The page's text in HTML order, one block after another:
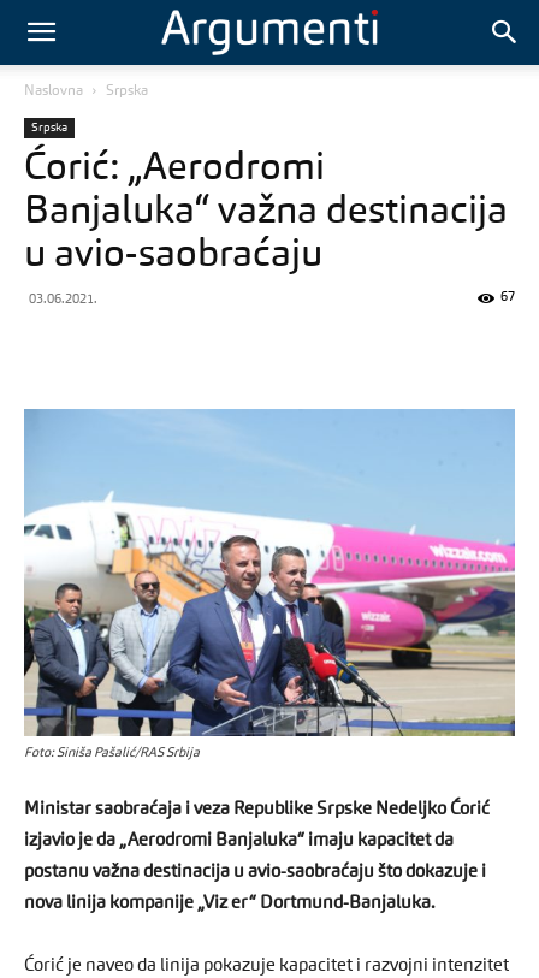
Naslovna Srpska
Srpska
Ćorić: „Aerodromi
Banjaluka“ važna destinacija
u avio-saobraćaju
03.06.2021. 67
Foto: Siniša Pašalić/RAS Srbija
Ministar saobraćaja i veza Republike Srpske Nedeljko Ćorić
izjavio je da „Aerodromi Banjaluka“ imaju kapacitet da
postanu važna destinacija u avio-saobraćaju što dokazuje i
nova linija kompanije „Viz er“ Dortmund-Banjaluka.
Ćorić je naveo da linija pokazuje kapacitet i razvojni intenzitet